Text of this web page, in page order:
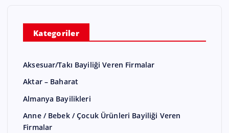
Kategoriler
Aksesuar/Takı Bayiliği Veren Firmalar
Aktar – Baharat
Almanya Bayilikleri
Anne / Bebek / Çocuk Ürünleri Bayiliği Veren
Firmalar